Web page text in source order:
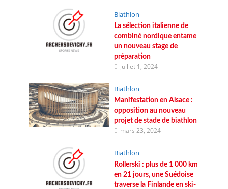
Biathlon
La sélection italienne de
combiné nordique entame
un nouveau stage de
préparation
juillet 1, 2024
Biathlon
Manifestation en Alsace :
opposition au nouveau
projet de stade de biathlon
mars 23, 2024
Biathlon
Rollerski : plus de 1 000 km
en 21 jours, une Suédoise
traverse la Finlande en ski-